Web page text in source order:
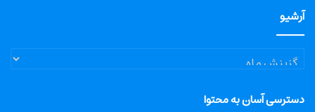
آرشیو
آرشیو
دسترسی آسان به محتوا